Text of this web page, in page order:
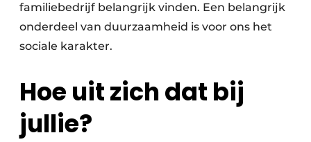
familiebedrijf belangrijk vinden. Een belangrijk
onderdeel van duurzaamheid is voor ons het
sociale karakter.
Hoe uit zich dat bij
jullie?